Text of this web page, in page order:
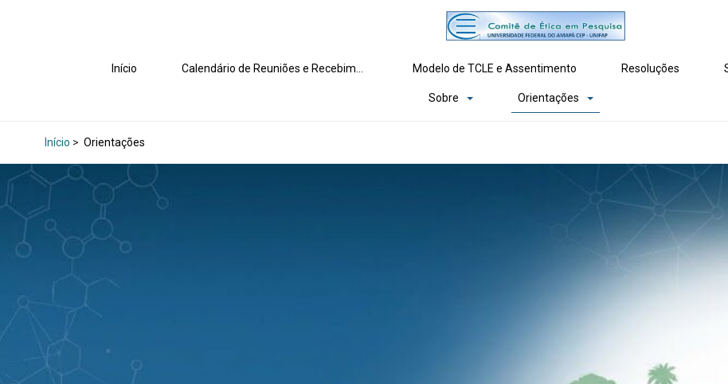
Início Calendário de Reuniões e Recebimento de Projetos Modelo de TCLE e Assentimento Resoluções
Sobre Orientações
Início > Orientações